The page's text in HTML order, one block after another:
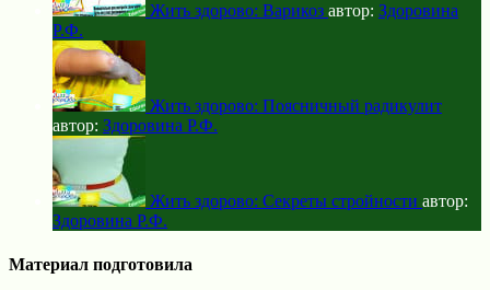
Жить здорово: Варикоз автор: Здоровина
Р.Ф.
Жить здорово: Поясничный радикулит
автор: Здоровина Р.Ф.
Жить здорово: Секреты стройности автор:
Здоровина Р.Ф.
Материал подготовила